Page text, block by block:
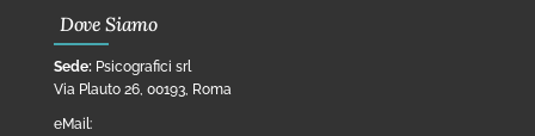
Dove Siamo
Sede: Psicografici srl
Via Plauto 26, 00193, Roma
eMail: